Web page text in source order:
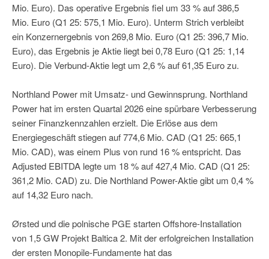
Mio. Euro). Das operative Ergebnis fiel um 33 % auf 386,5
Mio. Euro (Q1 25: 575,1 Mio. Euro). Unterm Strich verbleibt
ein Konzernergebnis von 269,8 Mio. Euro (Q1 25: 396,7 Mio.
Euro), das Ergebnis je Aktie liegt bei 0,78 Euro (Q1 25: 1,14
Euro). Die Verbund-Aktie legt um 2,6 % auf 61,35 Euro zu.
Northland Power mit Umsatz- und Gewinnsprung. Northland
Power hat im ersten Quartal 2026 eine spürbare Verbesserung
seiner Finanzkennzahlen erzielt. Die Erlöse aus dem
Energiegeschäft stiegen auf 774,6 Mio. CAD (Q1 25: 665,1
Mio. CAD), was einem Plus von rund 16 % entspricht. Das
Adjusted EBITDA legte um 18 % auf 427,4 Mio. CAD (Q1 25:
361,2 Mio. CAD) zu. Die Northland Power-Aktie gibt um 0,4 %
auf 14,32 Euro nach.
Ørsted und die polnische PGE starten Offshore-Installation
von 1,5 GW Projekt Baltica 2. Mit der erfolgreichen Installation
der ersten Monopile-Fundamente hat das